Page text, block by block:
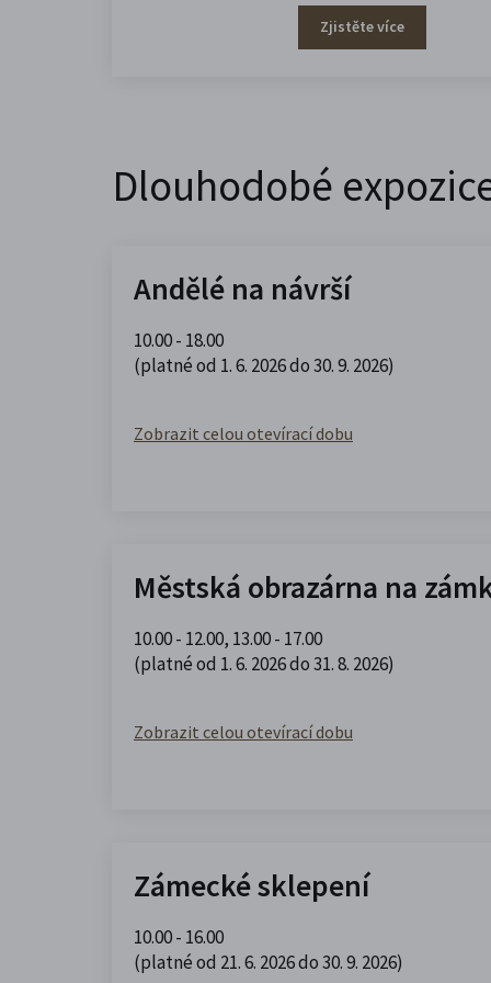
Zjistěte více
Dlouhodobé
Andělé na návrší
10.00 - 18.00
(platné od 1. 6. 2026 do 30. 9. 2026)
Zobrazit celou otevírací dobu
Městská obrazárna na
10.00 - 12.00, 13.00 - 17.00
(platné od 1. 6. 2026 do 31. 8. 2026)
Zobrazit celou otevírací dobu
Zámecké sklepení
10.00 - 16.00
(platné od 21. 6. 2026 do 30. 9. 2026)